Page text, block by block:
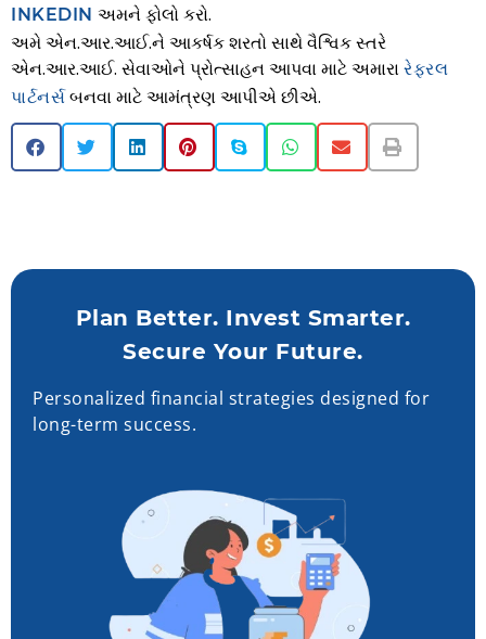
INKEDIN અમને ફોલો કરો.
અમે એન.આર.આઈ.ને આકર્ષક શરતો સાથે વૈશ્વિક સ્તરે
એન.આર.આઈ. સેવાઓને પ્રોત્સાહન આપવા માટે અમારા રેફરલ
પાર્ટનર્સબનવા માટે આમંત્રણ આપીએ છીએ.
Plan Better. Invest Smarter.
Secure Your Future.
Personalized financial strategies designed for
long-term success.